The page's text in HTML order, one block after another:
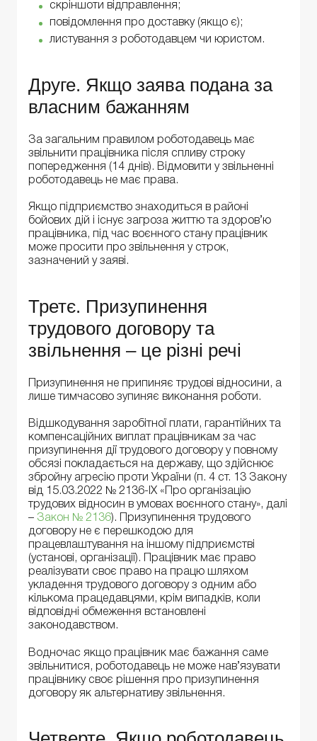
скріншоти відправлення;
повідомлення про доставку (якщо є);
листування з роботодавцем чи юристом.
Друге. Якщо заява подана за
власним бажанням
За загальним правилом роботодавець має
звільнити працівника після спливу строку
попередження (14 днів). Відмовити у звільненні
роботодавець не має права.
Якщо підприємство знаходиться в районі
бойових дій і існує загроза життю та здоров’ю
працівника, під час воєнного стану працівник
може просити про звільнення у строк,
зазначений у заяві.
Третє. Призупинення
трудового договору та
звільнення – це різні речі
Призупинення не припиняє трудові відносини, а
лише тимчасово зупиняє виконання роботи.
Відшкодування заробітної плати, гарантійних та
компенсаційних виплат працівникам за час
призупинення дії трудового договору у повному
обсязі покладається на державу, що здійснює
збройну агресію проти України (п. 4 ст. 13 Закону
від 15.03.2022 № 2136-IX «Про організацію
трудових відносин в умовах воєнного стану», далі
– Закон № 2136). Призупинення трудового
договору не є перешкодою для
працевлаштування на іншому підприємстві
(установі, організації). Працівник має право
реалізувати своє право на працю шляхом
укладення трудового договору з одним або
кількома працедавцями, крім випадків, коли
відповідні обмеження встановлені
законодавством.
Водночас якщо працівник має бажання саме
звільнитися, роботодавець не може нав’язувати
працівнику своє рішення про призупинення
договору як альтернативу звільнення.